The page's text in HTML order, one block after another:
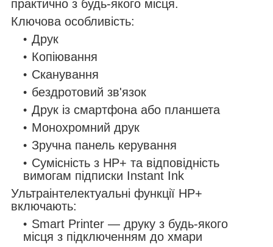
практично з будь-якого місця.
Ключова особливість:
Друк
Копіювання
Сканування
бездротовий зв'язок
Друк із смартфона або планшета
Монохромний друк
Зручна панель керування
Сумісність з HP+ та відповідність
вимогам підписки Instant Ink
Ультраінтелектуальні функції HP+
включають:
Smart Printer — друку з будь-якого
місця з підключенням до хмари